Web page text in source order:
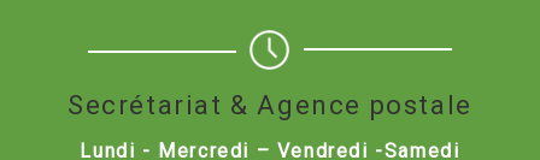
Secrétariat & Agence postale
Lundi - Mercredi – Vendredi -Samedi